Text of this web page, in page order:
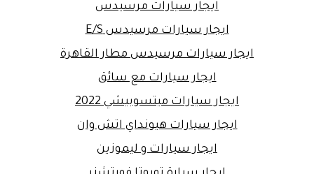
ايجار سيارات مرسيدس
ايجار سيارات مرسيدس E/S
ايجار سيارات مرسيدس مطار القاهرة
ايجار سيارات مع سائق
ايجار سيارات ميتسوبيشي 2022
ايجار سيارات هيونداي اتش وان
ايجار سيارات و ليموزين